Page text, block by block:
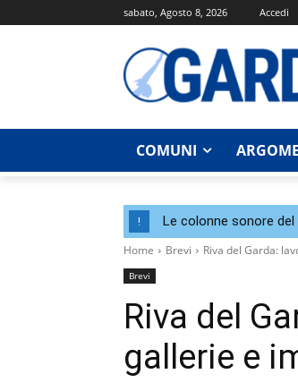
sabato, Agosto 8, 2026 Accedi
COMUNI
! Le colonne sonore
Home Brevi Riva del Garda:
Brevi
Riva del
gallerie e